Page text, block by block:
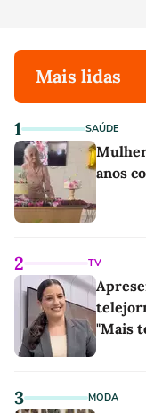
Mais lidas
1 SAÚDE
Mulher
anos
2 TV
"Mais
3 MODA